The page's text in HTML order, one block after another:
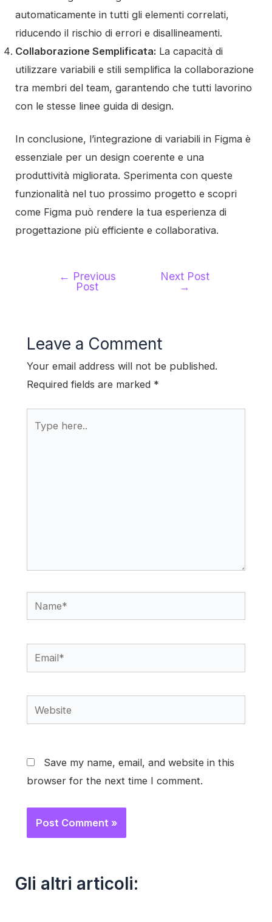
automaticamente in tutti gli elementi correlati,
riducendo il rischio di errori e disallineamenti.
Collaborazione Semplificata: La capacità di
utilizzare variabili e stili semplifica la collaborazione
tra membri del team, garantendo che tutti lavorino
con le stesse linee guida di design.
In conclusione, l’integrazione di variabili in Figma è
essenziale per un design coerente e una
produttività migliorata. Sperimenta con queste
funzionalità nel tuo prossimo progetto e scopri
come Figma può rendere la tua esperienza di
progettazione più efficiente e collaborativa.
← Previous
Post
Next Post
→
Leave a Comment
Your email address will not be published.
Required fields are marked *
here..
Name*
Email*
Website
Save my name, email, and website in this
browser for the next time I comment.
Gli altri articoli: